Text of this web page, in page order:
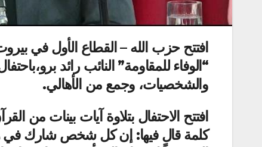
افتتح حزب الله – القطاع الأول في
“الوفاء للمقاومة” النائب رائد
والشخصيات، وجمع من الأهالي.
افتتح الاحتفال بتلاوة آيات بينات من
كلمة قال فيها: إن كل شخص شارك في هذا